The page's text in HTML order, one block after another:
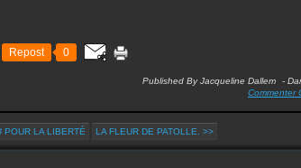
Repost 0
Published By Jacqueline Dallem -
Commenter
POUR LA LIBERTÉ LA FLEUR DE PATOLLE. >>